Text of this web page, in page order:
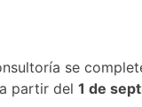
se
partir del 1 de